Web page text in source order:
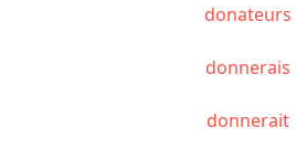
donateurs
donnerais
donnerait